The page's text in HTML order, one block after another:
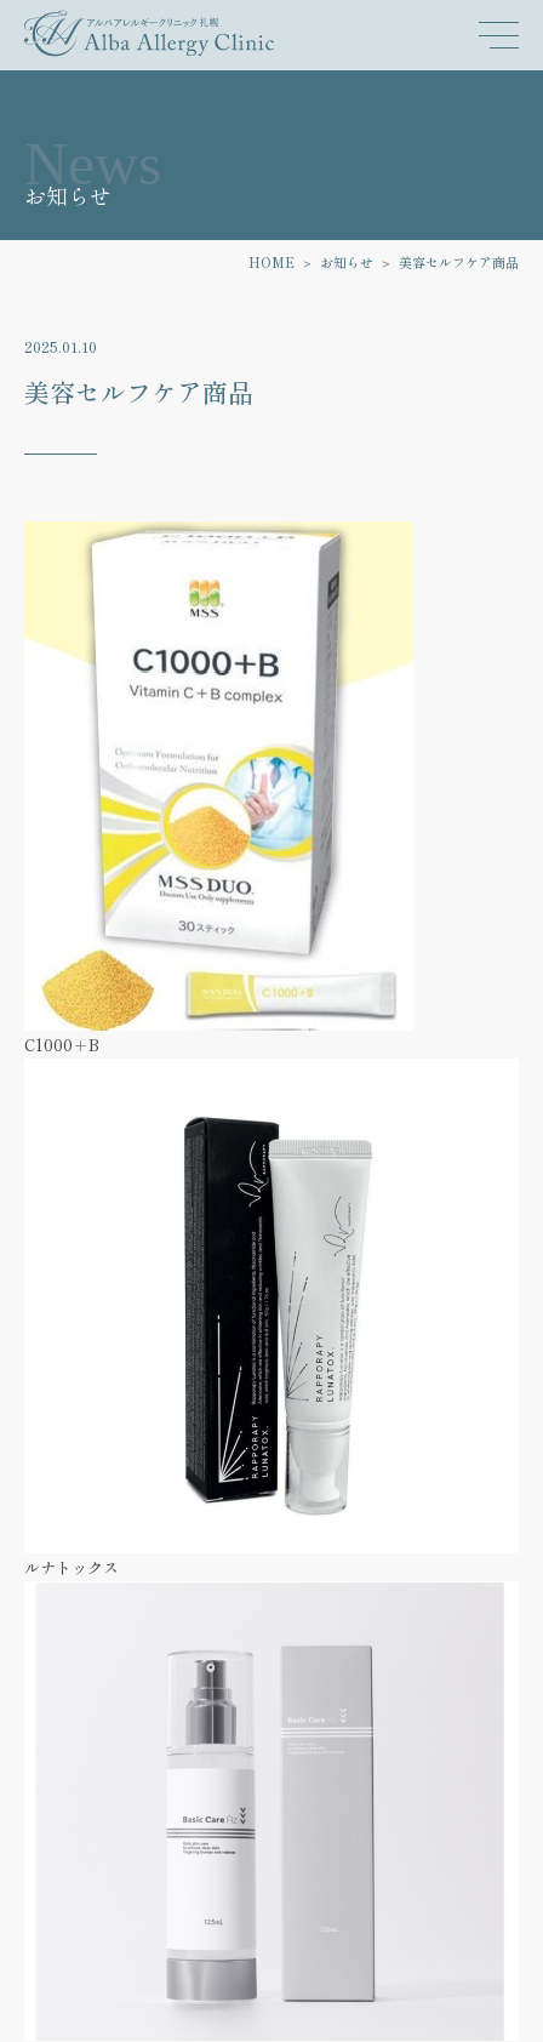
News
お知らせ
HOME お知らせ 美容セルフケア商品
2025.01.10
美容セルフケア商品
C1000＋B
ルナトックス